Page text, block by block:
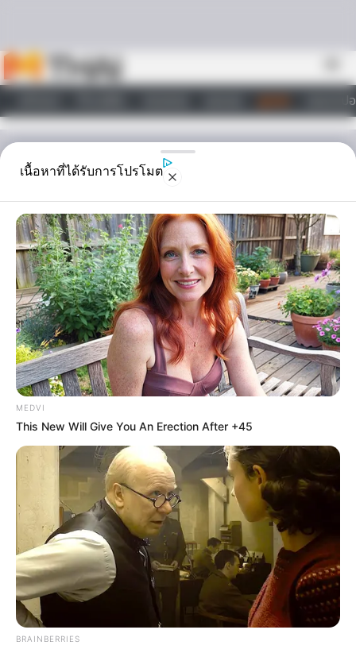
วอลเปเ
ไลฟ์สไตล์
ดูดวง
ไม่อยากเจออาเพศ….อย่า
ตากผ้าตอนกลางคืน
การ ตากผ้า สมัยโบราณจะทำราว ตากผ้า ไว้กลางแสงแดด ผ้าที่ตากจะแห้ง
เร็ว คนสมัยโบราณเชื่อว่า หากปล่อยผ้าที่ตากทั้งไว้นอกชายคาค้างคืนจะ
เจออาเพศ
Home/ ดูดวง/ ไม่อยากเจออาเพศ….อย่าตากผ้าตอนกลางคืน
ดูดวง|
11 พ.ค. 2014
การตากผ้าสมัยโบราณจะทำราวตากผ้า
ไว้กลาง
แสงแดด ผ้าที่ตากจะแห้งเร็ว คนสมัยโบราณเชื่อว่า หาก
ปล่อยผ้าที่ตากทั้งไว้นอกชายคาเรือนหลังพระอาทิตย์
ตกดิน เชื่อว่าผีจะใช้ผ้าผืนนั้นเช็ดเลือกจากปากหลังจากที่
ได้กินเลือดสัตว์เลือดคนมาแล้ว ซึ่งผีที่ว่านั้นคือผีกระสือ
เนื้อหาที่ได้รับการโปรโมต
MEDVI
This New Will Give You An Erection After +45
BRAINBERRIES